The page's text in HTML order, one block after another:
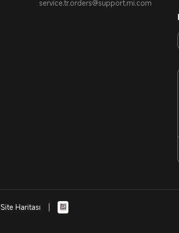
service.tr.orders@support.mi.com
Site Haritası